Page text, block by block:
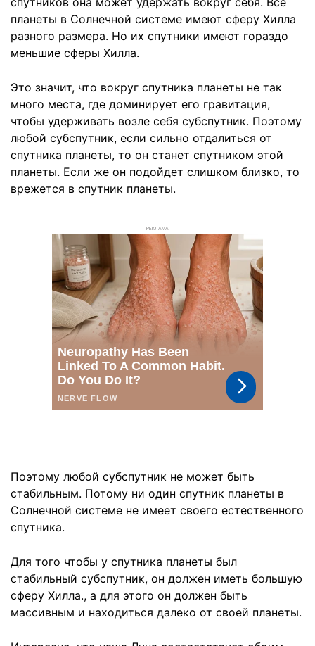
планеты в Солнечной системе имеют сферу Хилла
разного размера. Но их спутники имеют гораздо
меньшие сферы Хилла.
Это значит, что вокруг спутника планеты не так
много места, где доминирует его гравитация,
чтобы удерживать возле себя субспутник. Поэтому
любой субспутник, если сильно отдалиться от
спутника планеты, то он станет спутником этой
планеты. Если же он подойдет слишком близко, то
врежется в спутник планеты.
РЕКЛАМА
Поэтому любой субспутник не может быть
стабильным. Потому ни один спутник планеты в
Солнечной системе не имеет своего естественного
спутника.
Для того чтобы у спутника планеты был
стабильный субспутник, он должен иметь большую
сферу Хилла., а для этого он должен быть
массивным и находиться далеко от своей планеты.